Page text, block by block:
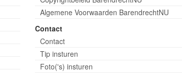
Algemene Voorwaarden BarendrechtNU
Contact
Contact
Tip insturen
Foto('s) insturen